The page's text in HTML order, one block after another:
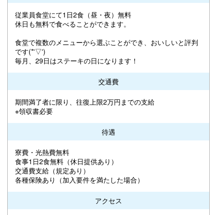
従業員食堂にて1日2食（昼・夜）無料
休日も無料で食べることができます。
食堂で複数のメニューから選ぶことができ、おいしいと評判
です(*'▽')
毎月、29日はステーキの日になります！
交通費
期間満了者に限り、往復上限2万円までの支給
※領収書必要
待遇
寮費・光熱費無料
食事1日2食無料（休日提供あり）
交通費支給（規定あり）
各種保険あり（加入要件を満たした場合）
アクセス